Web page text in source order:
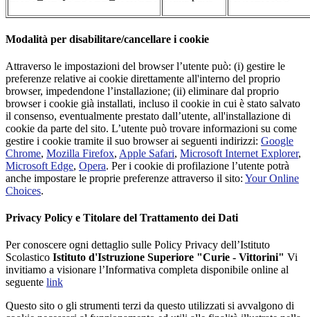
Modalità per disabilitare/cancellare i cookie
Attraverso le impostazioni del browser l’utente può: (i) gestire le
preferenze relative ai cookie direttamente all'interno del proprio
browser, impedendone l’installazione; (ii) eliminare dal proprio
browser i cookie già installati, incluso il cookie in cui è stato salvato
il consenso, eventualmente prestato dall’utente, all'installazione di
cookie da parte del sito. L’utente può trovare informazioni su come
gestire i cookie tramite il suo browser ai seguenti indirizzi: Google
Chrome, Mozilla Firefox, Apple Safari, Microsoft Internet Explorer,
Microsoft Edge, Opera. Per i cookie di profilazione l’utente potrà
anche impostare le proprie preferenze attraverso il sito: Your Online
Choices.
Privacy Policy e Titolare del Trattamento dei Dati
Per conoscere ogni dettaglio sulle Policy Privacy dell’Istituto
Scolastico Istituto d'Istruzione Superiore "Curie - Vittorini" Vi
invitiamo a visionare l’Informativa completa disponibile online al
seguente link
Questo sito o gli strumenti terzi da questo utilizzati si avvalgono di